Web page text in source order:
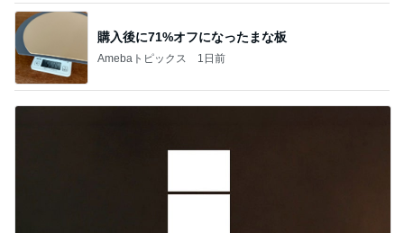
購入後に71%オフになったまな板
Amebaトピックス 1日前